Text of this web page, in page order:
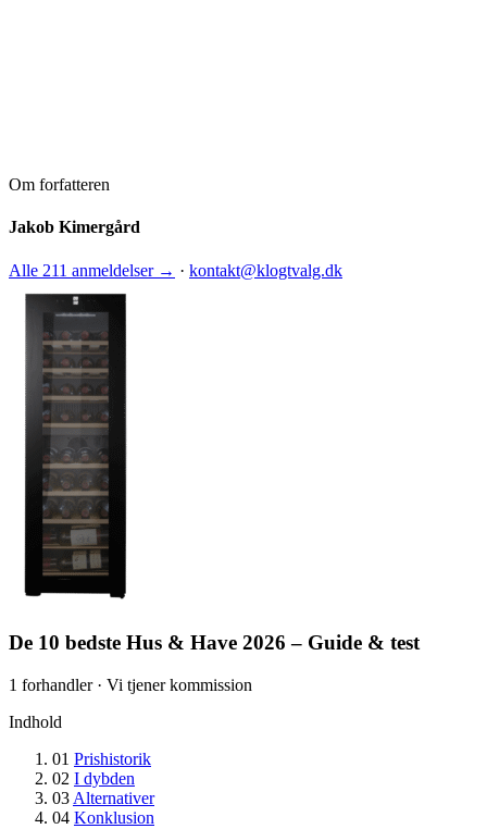
Om forfatteren
Jakob Kimergård
Alle 211 anmeldelser → · kontakt@klogtvalg.dk
De 10 bedste Hus & Have 2026 – Guide & test
1 forhandler · Vi tjener kommission
Indhold
01 Prishistorik
02 I dybden
03 Alternativer
04 Konklusion